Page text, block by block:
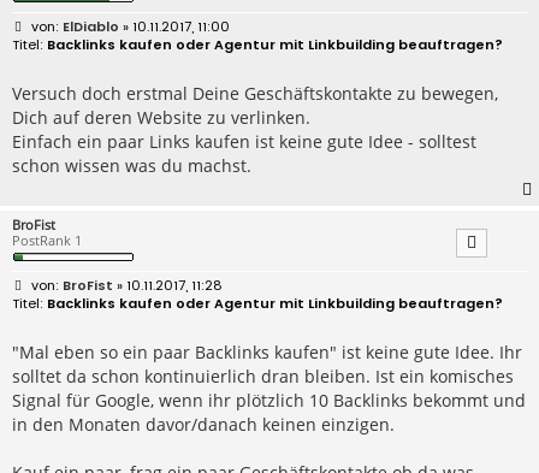
B
e
i
r
a
g
ElDiablo » 10.11.2017, 11:00
Backlinks kaufen oder Agentur mit Linkbuilding beauftragen?
Versuch doch erstmal Deine Geschäftskontakte zu bewegen,
Dich auf deren Website zu verlinken.
Einfach ein paar Links kaufen ist keine gute Idee - solltest
schon wissen was du machst.
BroFist
PostRank 1
B
e
r
a
g
BroFist » 10.11.2017, 11:28
Backlinks kaufen oder Agentur mit Linkbuilding beauftragen?
"Mal eben so ein paar Backlinks kaufen" ist keine gute Idee. Ihr
solltet da schon kontinuierlich dran bleiben. Ist ein komisches
Signal für Google, wenn ihr plötzlich 10 Backlinks bekommt und
in den Monaten davor/danach keinen einzigen.